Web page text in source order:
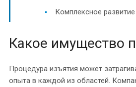
Комплексное
Какое имущество
Процедура изъятия может
опыта в каждой из областей.